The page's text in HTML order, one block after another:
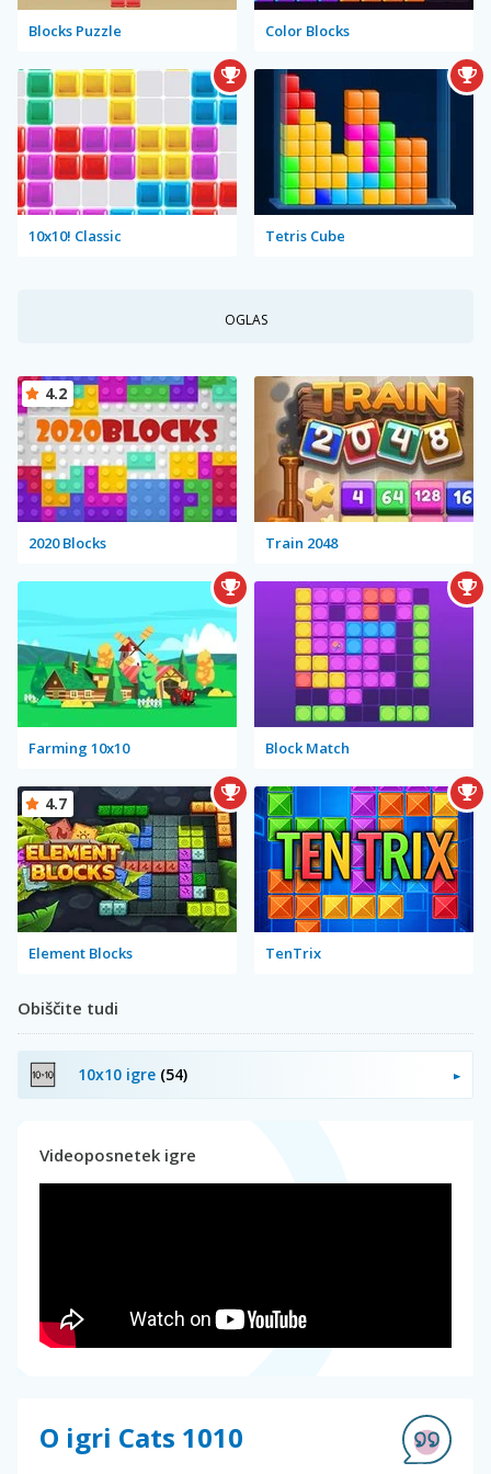
Blocks Puzzle Color Blocks
10x10! Classic Tetris Cube
OGLAS
2020 Blocks
4.2
Train 2048
Farming 10x10 Block Match
Element Blocks
4.7
TenTrix
Obiščite tudi
10x10 igre (54)
Videoposnetek igre
O igri Cats 1010